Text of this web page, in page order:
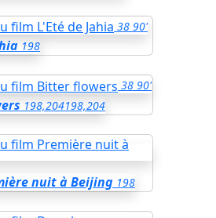
38 90'
198
38 90'
198,204198,204
nuit à Beijing 198